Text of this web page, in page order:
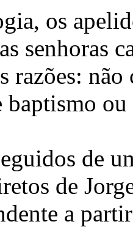
os
senhoras
razões:
baptismo
de
de
a